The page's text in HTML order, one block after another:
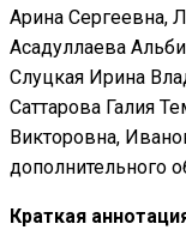
Арина Сергеевна,
Асадуллаева
Слуцкая Ирина
Саттарова Галия
Викторовна,
дополнительного
Краткая